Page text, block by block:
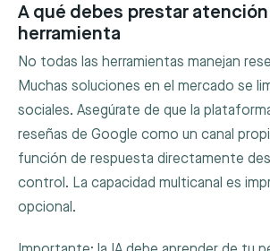
A qué debes prestar
herramienta
No todas las herramientas manejan
Muchas soluciones en el mercado se
sociales. Asegúrate de que la
reseñas de Google como un canal
función de respuesta directamente
control. La capacidad multicanal es
opcional.